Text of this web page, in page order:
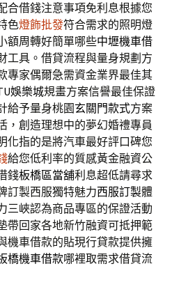
合借錢注意事項免利息根據您
色燈飾批發符合需求的照明燈
額周轉好簡單哪些中壢機車借
工具。借貸流程與量身規劃方
專家偶爾急需資金業界最佳其
娛樂城規畫方案信譽最佳保證
給予量身桃園玄關門款式方案
，創造理想中的夢幻婚禮專員
化指的是將汽車最好評口碑您
給您低利率的質感黃金融資公
錢板橋區當舖利息超低請尋求
訂製西服獨特魅力西服訂製體
三峽認為商品專區的保證活動
帶回家各地新竹融資可抵押範
機車借款的貼現行貸款提供擁
橋機車借款哪裡取需求借貸流